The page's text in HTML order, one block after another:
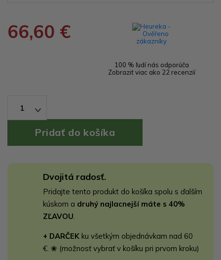
66,60 €
100 % ľudí nás odporúča
Zobraziť viac ako 22 recenzií
1
Dvojitá radosť.
Pridajte tento produkt do košíka spolu s ďalším
kúskom a druhý najlacnejší máte s 40%
ZĽAVOU
+ DARČEK ku všetkým objednávkam nad 60
€. ❀ (možnosť vybrať v košíku pri prvom kroku)